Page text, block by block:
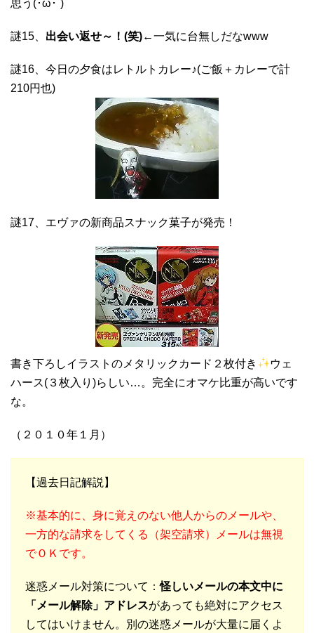
思う(･ω･`)
謎15、 出会い返せ～！(笑)←一気に台無しだなwww
謎16、今日の夕食はレトルトカレー♪(ご飯＋カレーで計
210円也)
謎17、エヴァの新商品スナック菓子が発売！
書き下ろしイラストのメタリックカード２枚付き
ウェ
ハース(３枚入り)らしい…。完全にオマケ比重が高いです
な。
（２０１０年１月）
【過去日記解説】
※基本的に、身に覚えのない他人からのメールや、
一方的な請求をしてくる（架空請求）メールは無視
でＯＫです。
迷惑メール対策について：怪しいメールの本文中に
「メール解除」アドレスがあっても絶対にアクセス
してはいけません。別の迷惑メールが大量に届くよ